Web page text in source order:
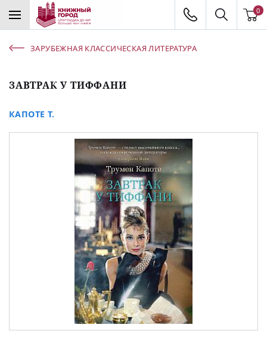
0
ЗАРУБЕЖНАЯ КЛАССИЧЕСКАЯ ЛИТЕРАТУРА
ЗАВТРАК У ТИФФАНИ
КАПОТЕ Т.